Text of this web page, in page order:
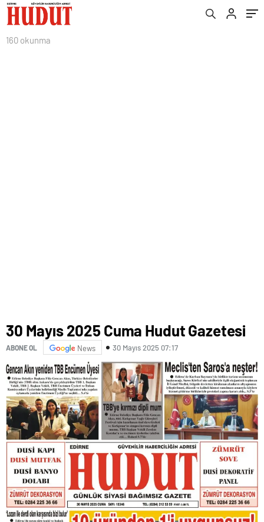
160 okunma
30 Mayıs 2025 Cuma Hudut Gazetesi
ABONE OL News 30 Mayıs 2025 07:17